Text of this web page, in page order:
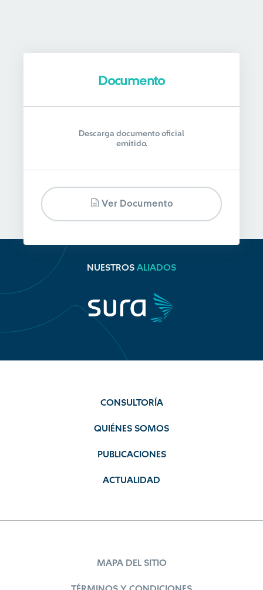
Documento
Descarga documento oficial
emitido.
Ver Documento
NUESTROS ALIADOS
CONSULTORÍA
QUIÉNES SOMOS
PUBLICACIONES
ACTUALIDAD
MAPA DEL SITIO